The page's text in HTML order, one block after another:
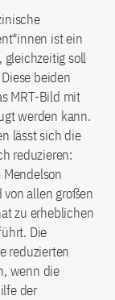
ist ein
gleichzeitig soll
beiden
MRT-Bild mit
werden kann.
lässt sich die
reduzieren:
allen großen
zu erheblichen
Die
reduzierten
wenn die
der